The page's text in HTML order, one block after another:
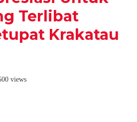
Terlibat
Krakatau
views